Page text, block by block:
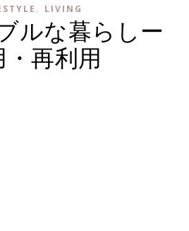
, LIVING
ルな暮らしー
・再利用